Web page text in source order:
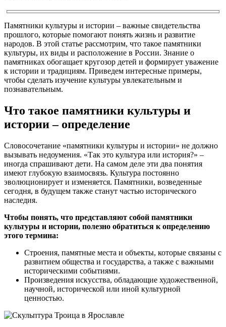
Памятники культуры и истории – важные свидетельства
прошлого, которые помогают понять жизнь и развитие
народов. В этой статье рассмотрим, что такое памятники
культуры, их виды и расположение в России. Знание о
памятниках обогащает кругозор детей и формирует уважение
к истории и традициям. Приведем интересные примеры,
чтобы сделать изучение культуры увлекательным и
познавательным.
Что такое памятники культуры и
истории – определение
Словосочетание «памятники культуры и истории» не должно
вызывать недоумения. «Так это культура или история?» –
иногда спрашивают дети. На самом деле эти два понятия
имеют глубокую взаимосвязь. Культура постоянно
эволюционирует и изменяется. Памятники, возведенные
сегодня, в будущем также станут частью исторического
наследия.
Чтобы понять, что представляют собой памятники
культуры и истории, полезно обратиться к определению
этого термина:
Строения, памятные места и объекты, которые связаны с
развитием общества и государства, а также с важными
историческими событиями.
Произведения искусства, обладающие художественной,
научной, исторической или иной культурной
ценностью.